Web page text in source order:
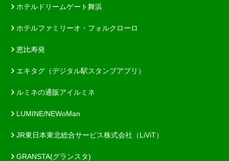
ホテルドリームゲート舞浜
ホテルファミリーオ・フォルクローロ
恵比寿発
エキタグ（デジタル駅スタンプアプリ）
ルミネの通販アイルミネ
LUMINE/NEWoMan
JR東日本東北総合サービス株式会社（LiViT）
GRANSTA(グランスタ)